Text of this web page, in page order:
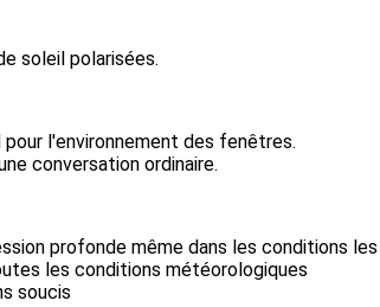
soleil polarisées.
l'environnement des fenêtres.
conversation ordinaire.
profonde même dans les conditions
les conditions météorologiques
soucis